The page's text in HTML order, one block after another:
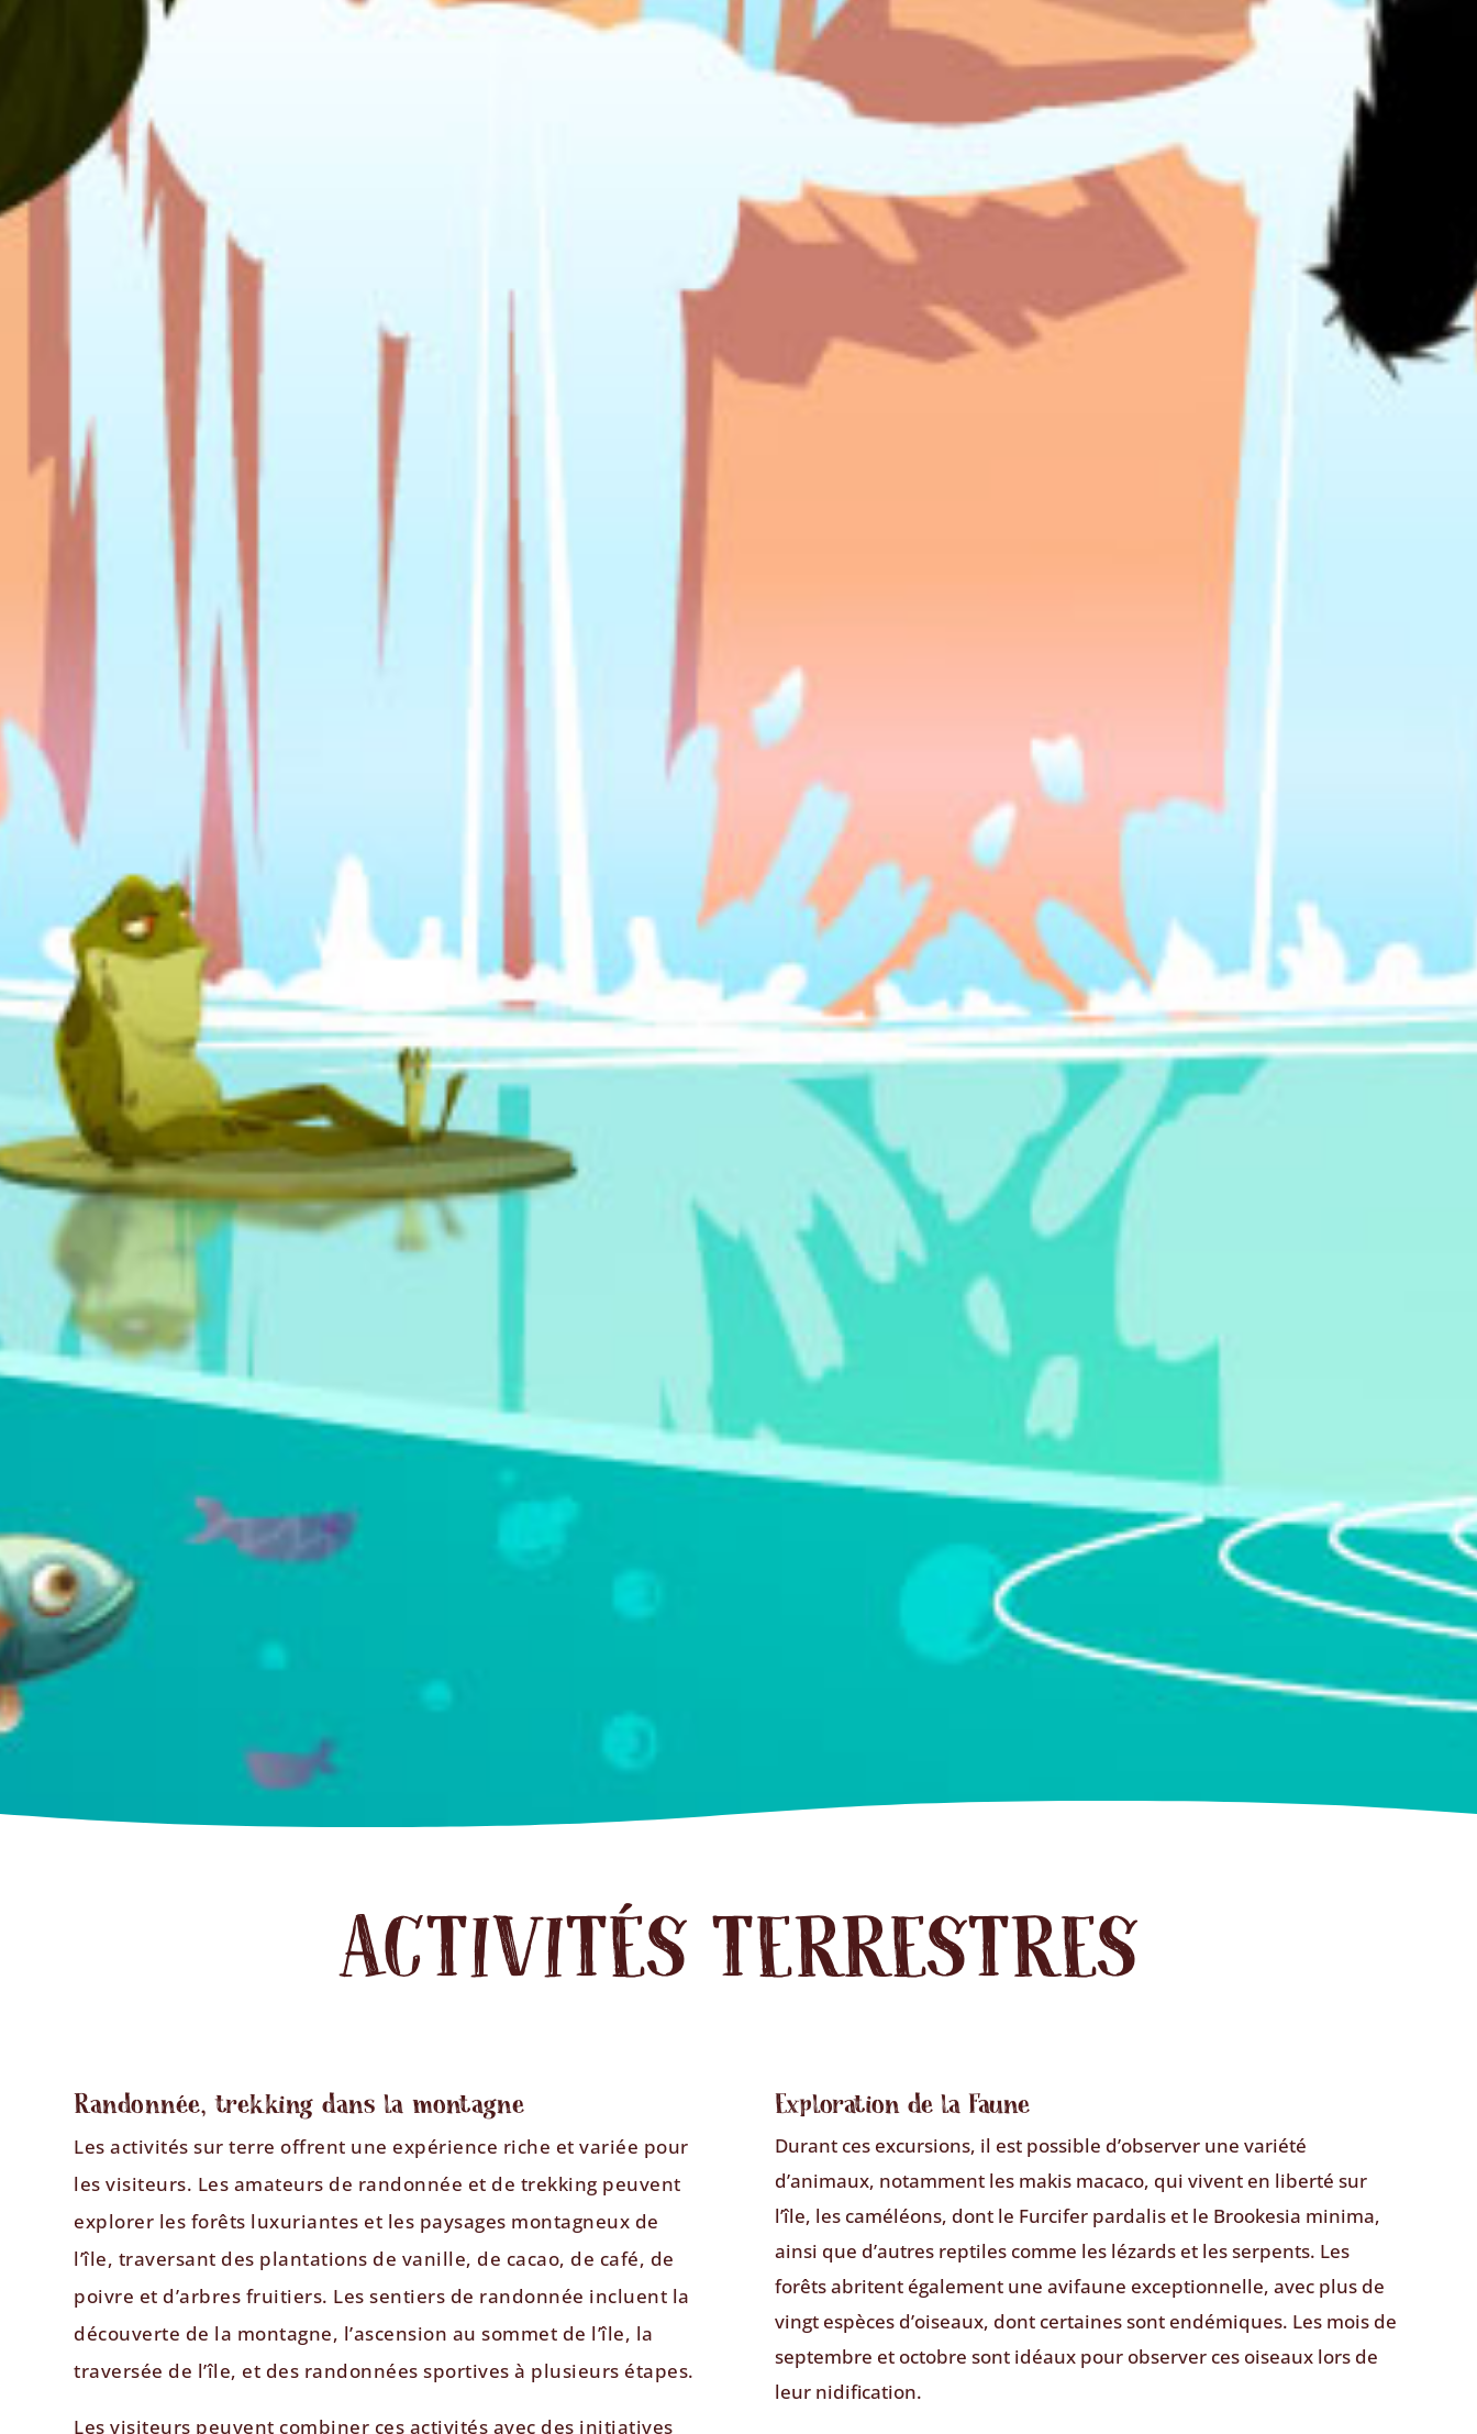
ACTIVITÉS TERRESTRES
Randonnée, trekking dans la montagne
Les activités sur terre offrent une expérience riche et variée pour
les visiteurs. Les amateurs de randonnée et de trekking peuvent
explorer les forêts luxuriantes et les paysages montagneux de
l’île, traversant des plantations de vanille, de cacao, de café, de
poivre et d’arbres fruitiers. Les sentiers de randonnée incluent la
découverte de la montagne, l’ascension au sommet de l’île, la
traversée de l’île, et des randonnées sportives à plusieurs étapes.
Les visiteurs peuvent combiner ces activités avec des initiatives
Exploration de la Faune
Durant ces excursions, il est possible d’observer une variété
d’animaux, notamment les makis macaco, qui vivent en liberté sur
l’île, les caméléons, dont le Furcifer pardalis et le Brookesia minima,
ainsi que d’autres reptiles comme les lézards et les serpents. Les
forêts abritent également une avifaune exceptionnelle, avec plus de
vingt espèces d’oiseaux, dont certaines sont endémiques. Les mois de
septembre et octobre sont idéaux pour observer ces oiseaux lors de
leur nidification.